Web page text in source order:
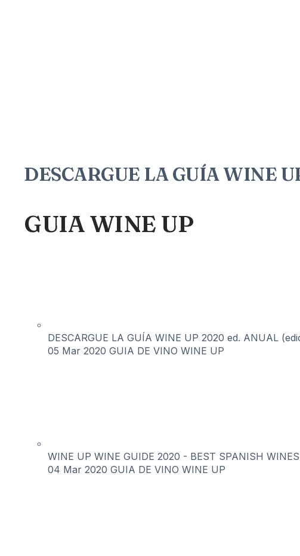
DESCARGUE LA GUÍA WINE
GUIA WINE UP
DESCARGUE LA GUÍA WINE UP 2020 ed. ANUAL
05 Mar 2020 GUIA DE VINO WINE UP
WINE UP WINE GUIDE 2020 - BEST SPANISH
04 Mar 2020 GUIA DE VINO WINE UP